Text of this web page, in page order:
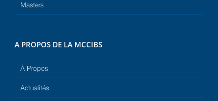
Masters
A PROPOS DE LA MCCIBS
À Propos
Actualités